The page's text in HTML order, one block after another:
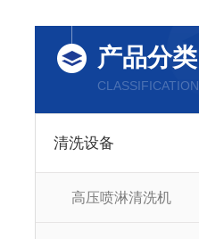
产品分类
CLASSIFICATION
清洗设备
高压喷淋清洗机